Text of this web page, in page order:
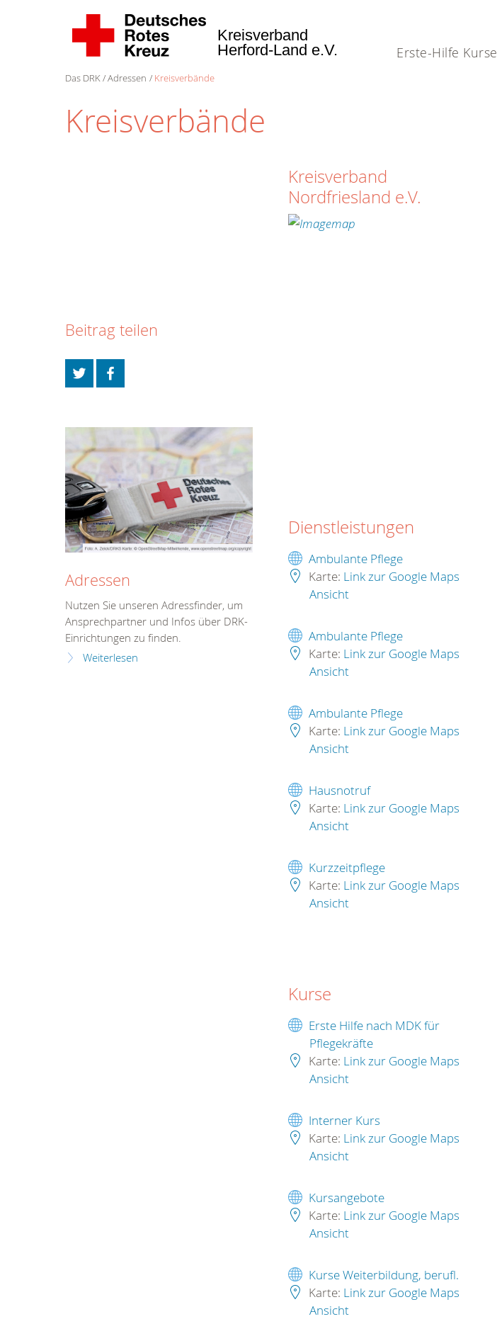
Erste-Hilfe Kurse
Kreisverband
Herford-Land e.V.
Das DRK Adressen Kreisverbände
Kreisverbände
Kreisverband
Nordfriesland e.V.
Dienstleistungen
Ambulante Pflege
Karte: Link zur Google Maps
Ansicht
Ambulante Pflege
Karte: Link zur Google Maps
Ansicht
Ambulante Pflege
Karte: Link zur Google Maps
Ansicht
Hausnotruf
Karte: Link zur Google Maps
Ansicht
Kurzzeitpflege
Karte: Link zur Google Maps
Ansicht
Kurse
Erste Hilfe nach MDK für
Pflegekräfte
Karte: Link zur Google Maps
Ansicht
Interner Kurs
Karte: Link zur Google Maps
Ansicht
Kursangebote
Karte: Link zur Google Maps
Ansicht
Kurse Weiterbildung, berufl.
Karte: Link zur Google Maps
Ansicht
Beitrag teilen
Adressen
Nutzen Sie unseren Adressfinder, um
Ansprechpartner und Infos über DRK-
Einrichtungen zu finden.
Weiterlesen